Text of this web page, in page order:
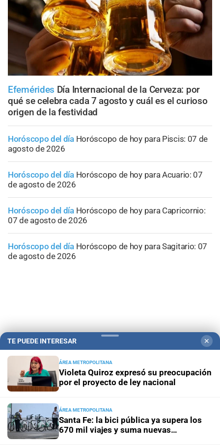
Efemérides Día Internacional de la Cerveza: por
qué se celebra cada 7 agosto y cuál es el curioso
origen de la festividad
Horóscopo del día Horóscopo de hoy para Piscis: 07 de
agosto de 2026
Horóscopo del día Horóscopo de hoy para Acuario: 07
de agosto de 2026
Horóscopo del día Horóscopo de hoy para Capricornio:
07 de agosto de 2026
Horóscopo del día Horóscopo de hoy para Sagitario: 07
de agosto de 2026
Podcasts Mirador Provincial VivíMejor SF
Notife Educacion SF
TE PUEDE INTERESAR ✕
ÁREA METROPOLITANA
Violeta Quiroz expresó su preocupación
por el proyecto de ley nacional
ÁREA METROPOLITANA
Santa Fe: la bici pública ya supera los
670 mil viajes y suma nuevas